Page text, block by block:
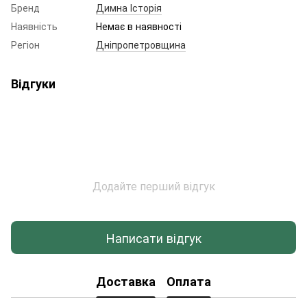
Бренд
Димна Історія
Наявність
Немає в наявності
Регіон
Дніпропетровщина
Відгуки
Додайте перший відгук
Написати відгук
Доставка Оплата